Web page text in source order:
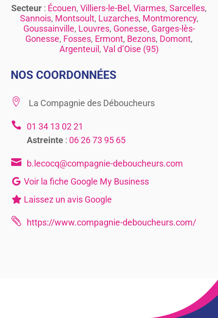
Secteur : Écouen, Villiers-le-Bel, Viarmes, Sarcelles,
Sannois, Montsoult, Luzarches, Montmorency,
Goussainville, Louvres, Gonesse, Garges-lès-
Gonesse, Fosses, Ermont, Bezons, Domont,
Argenteuil, Val d’Oise (95)
NOS COORDONNÉES
 La Compagnie des Déboucheurs

01 34 13 02 21
Astreinte: 06 26 73 95 65
 b.lecocq@compagnie-deboucheurs.com
Voir la fiche Google My Business
Laissez un avis Google
 https://www.compagnie-deboucheurs.com/